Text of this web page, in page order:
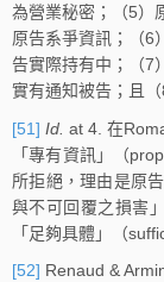
為營業秘密；（5）
原告系爭資訊；（6
告實際持有中；（7
實有通知被告；且
[51] Id. at 4. 在
「專有資訊」（
所拒絕，理由是原
與不可回覆之損害
「足夠具體」（
[52] Renaud &